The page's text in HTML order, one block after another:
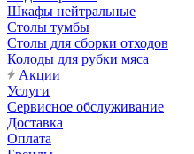
Шкафы нейтральные
Столы тумбы
Столы для сборки отходов
Колоды для рубки мяса
Акции
Услуги
Сервисное обслуживание
Доставка
Оплата